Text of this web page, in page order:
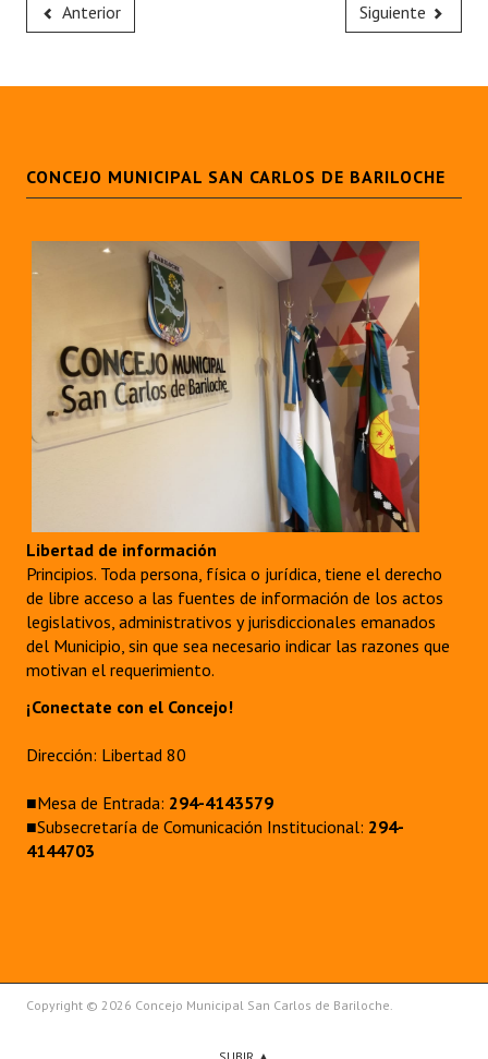
Anterior Siguiente
CONCEJO MUNICIPAL SAN CARLOS DE BARILOCHE
Libertad de información
Principios. Toda persona, física o jurídica, tiene el derecho
de libre acceso a las fuentes de información de los actos
legislativos, administrativos y jurisdiccionales emanados
del Municipio, sin que sea necesario indicar las razones que
motivan el requerimiento.
¡Conectate con el Concejo!
Dirección: Libertad 80
■Mesa de Entrada: 294-4143579
■Subsecretaría de Comunicación Institucional: 294-
4144703
Copyright © 2026 Concejo Municipal San Carlos de Bariloche.